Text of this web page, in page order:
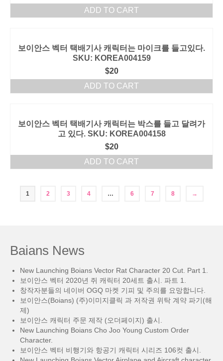
ADD TO CART
보이안스 벡터 택배기사 캐릭터는 마이크를 들고있다.
SKU: KOREA004159
$20
ADD TO CART
보이안스 벡터 택배기사 캐릭터는 박스를 들고 달려가
고 있다. SKU: KOREA004158
$20
ADD TO CART
1 2 3 4 … 6 7 8 →
Baians News
New Launching Boians Vector Rat Character 20 Cut. Part 1.
보이안스 벡터 2020년 쥐 캐릭터 20세트 출시. 파트 1.
창작자분들의 네이버 OGQ 마켓 기피 및 주의를 요망합니다.
보이안스(Boians) (주)이미지클릭 과 저작권 위탁 계약 파기(해
제)
보이안스 캐릭터 주문 제작 (오더페이지) 출시.
New Launching Boians Cho Joo Young Custom Order
Character.
보이안스 벡터 비행기와 항공기 캐릭터 시리즈 106컷 출시.